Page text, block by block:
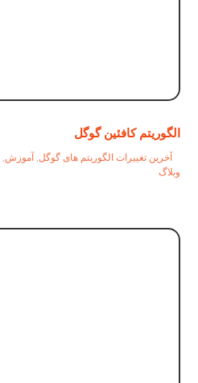
الگوریتم کافئین گوگل
آخرین تغییرات الگوریتم های گوگل, آموزش,
وبلاگ